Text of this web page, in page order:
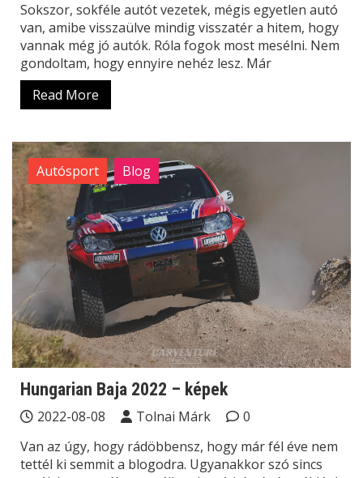
Sokszor, sokféle autót vezetek, mégis egyetlen autó
van, amibe visszaülve mindig visszatér a hitem, hogy
vannak még jó autók. Róla fogok most mesélni. Nem
gondoltam, hogy ennyire nehéz lesz. Már
Read More
Autósport Blog
Hungarian Baja 2022 – képek
2022-08-08 Tolnai Márk
0
Van az úgy, hogy rádöbbensz, hogy már fél éve nem
tettél ki semmit a blogodra. Ugyanakkor szó sincs